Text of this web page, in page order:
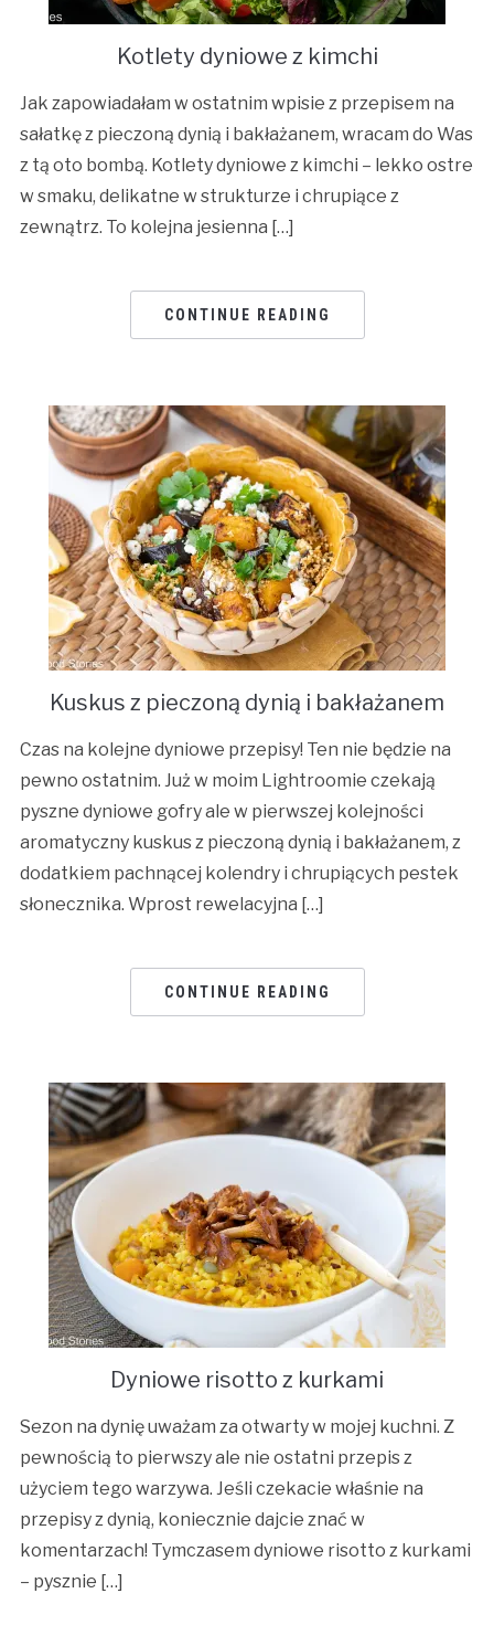
Kotlety dyniowe z kimchi
Jak zapowiadałam w ostatnim wpisie z przepisem na
sałatkę z pieczoną dynią i bakłażanem, wracam do Was
z tą oto bombą. Kotlety dyniowe z kimchi – lekko ostre
w smaku, delikatne w strukturze i chrupiące z
zewnątrz. To kolejna jesienna […]
CONTINUE READING
Kuskus z pieczoną dynią i bakłażanem
Czas na kolejne dyniowe przepisy! Ten nie będzie na
pewno ostatnim. Już w moim Lightroomie czekają
pyszne dyniowe gofry ale w pierwszej kolejności
aromatyczny kuskus z pieczoną dynią i bakłażanem, z
dodatkiem pachnącej kolendry i chrupiących pestek
słonecznika. Wprost rewelacyjna […]
CONTINUE READING
Dyniowe risotto z kurkami
Sezon na dynię uważam za otwarty w mojej kuchni. Z
pewnością to pierwszy ale nie ostatni przepis z
użyciem tego warzywa. Jeśli czekacie właśnie na
przepisy z dynią, koniecznie dajcie znać w
komentarzach! Tymczasem dyniowe risotto z kurkami
– pysznie […]